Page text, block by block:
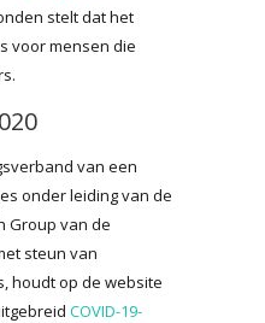
stelt dat het
voor mensen die
van een
onder leiding van de
Group van de
steun van
houdt op de website
COVID-19-